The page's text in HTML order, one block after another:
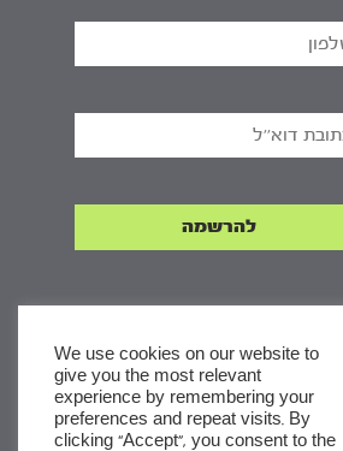
We use cookies on our website to
give you the most relevant
experience by remembering your
preferences and repeat visits. By
clicking “Accept”, you consent to the
x